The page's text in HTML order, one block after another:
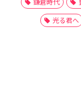
光る君へ